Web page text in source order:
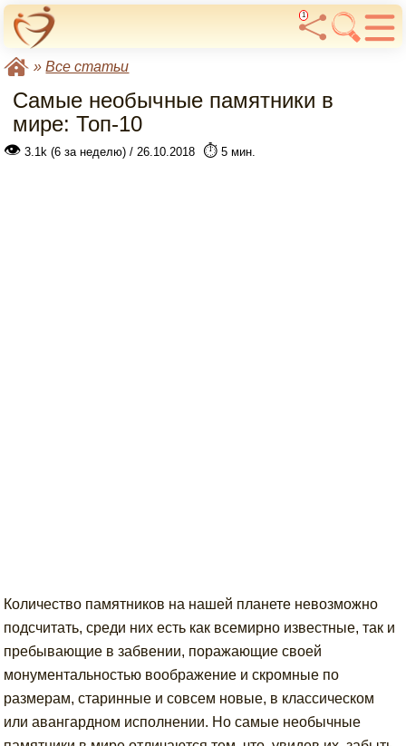
1
»Все статьи
Самые необычные памятники в
мире: Топ-10
👁 3.1k (6 за неделю) / 26.10.2018 ⏱️ 5 мин.
Количество памятников на нашей планете невозможно
подсчитать, среди них есть как всемирно известные, так и
пребывающие в забвении, поражающие своей
монументальностью воображение и скромные по
размерам, старинные и совсем новые, в классическом
или авангардном исполнении. Но самые необычные